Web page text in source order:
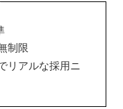
制限
リアルな採用ニ